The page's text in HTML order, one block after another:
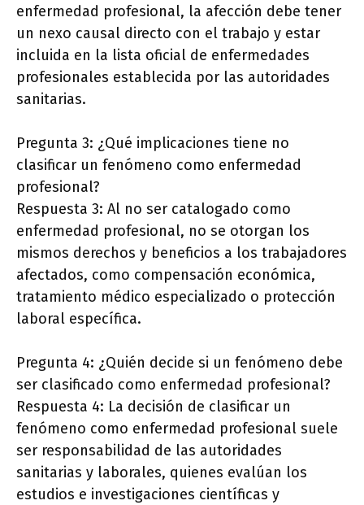
enfermedad profesional, la afección debe tener
un nexo causal directo con el trabajo y estar
incluida en la lista oficial de enfermedades
profesionales establecida por las autoridades
sanitarias.
Pregunta 3: ¿Qué implicaciones tiene no
clasificar un fenómeno como enfermedad
profesional?
Respuesta 3: Al no ser catalogado como
enfermedad profesional, no se otorgan los
mismos derechos y beneficios a los trabajadores
afectados, como compensación económica,
tratamiento médico especializado o protección
laboral específica.
Pregunta 4: ¿Quién decide si un fenómeno debe
ser clasificado como enfermedad profesional?
Respuesta 4: La decisión de clasificar un
fenómeno como enfermedad profesional suele
ser responsabilidad de las autoridades
sanitarias y laborales, quienes evalúan los
estudios e investigaciones científicas y